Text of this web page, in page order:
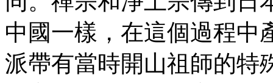
中國一樣，在這個過程中
派帶有當時開山祖師的特